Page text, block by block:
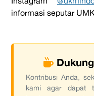
informasi seputar
Kontribusi Anda,
kami agar dapat